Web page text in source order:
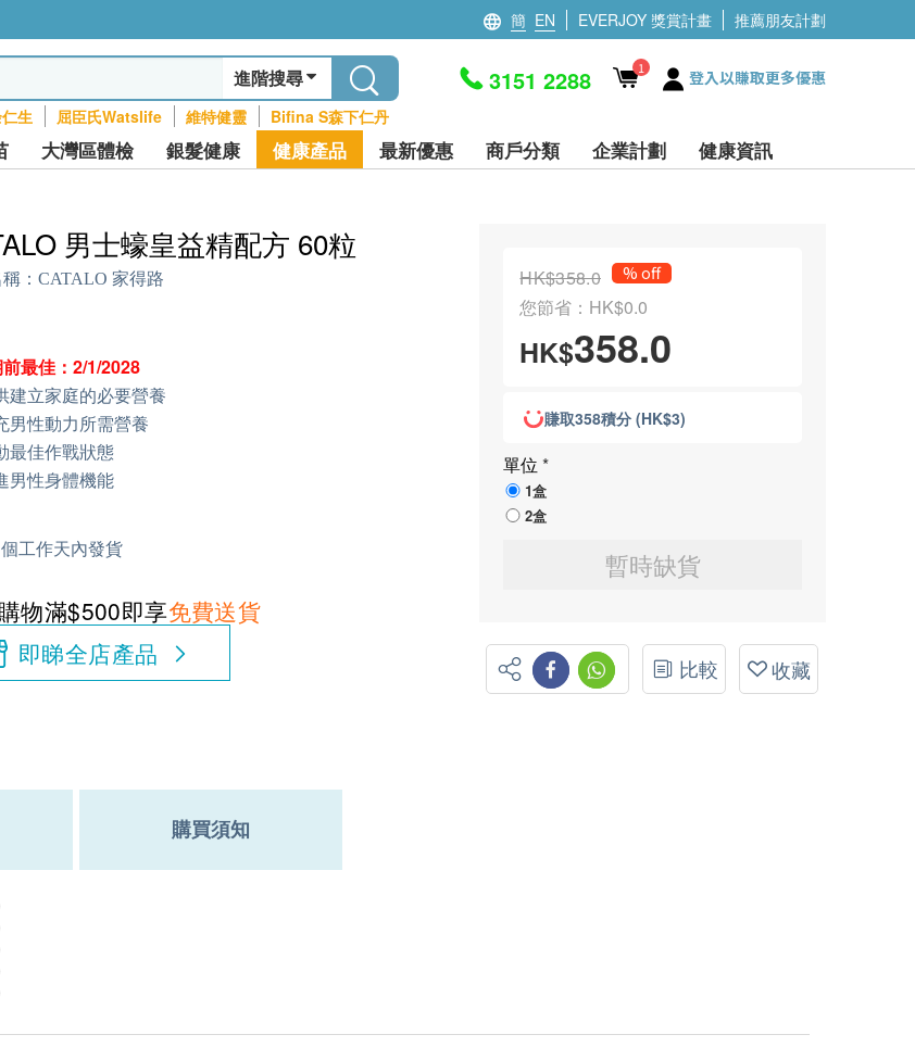
簡 EN EVERJOY 獎賞計畫 推薦朋友計劃
進階搜尋
生 屈臣氏Watslife 維特健靈 Bifina S森下仁丹
3151 2288 1 登入以賺取更多優惠
大灣區體檢 銀髮健康 健康產品 最新優惠 商戶分類 企業計劃 健康資訊
男士蠔皇益精配方 60粒
： CATALO 家得路
最佳：2/1/2028
建立家庭的必要營養
男性動力所需營養
最佳作戰狀態
男性身體機能
工作天內發貨
物滿$500即享免費送貨
即睇全店產品
HK$358.0 % off
您節省：HK$0.0
HK$358.0
賺取358積分 (HK$3)
單位*
1盒
2盒
暫時缺貨
比較 收藏
購買須知